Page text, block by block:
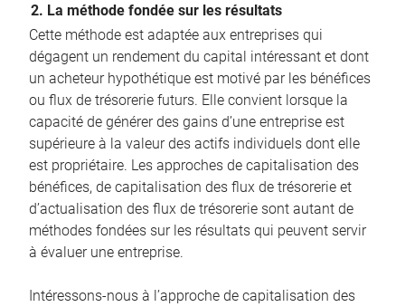
2. La méthode fondée sur les résultats
Cette méthode est adaptée aux entreprises qui
dégagent un rendement du capital intéressant et dont
un acheteur hypothétique est motivé par les bénéfices
ou flux de trésorerie futurs. Elle convient lorsque la
capacité de générer des gains d’une entreprise est
supérieure à la valeur des actifs individuels dont elle
est propriétaire. Les approches de capitalisation des
bénéfices, de capitalisation des flux de trésorerie et
d’actualisation des flux de trésorerie sont autant de
méthodes fondées sur les résultats qui peuvent servir
à évaluer une entreprise.
Intéressons-nous à l’approche de capitalisation des